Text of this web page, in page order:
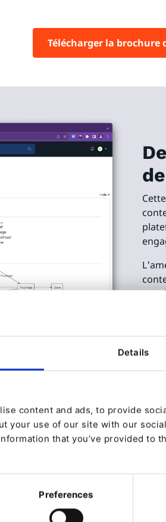
Details
content and ads, to provide
your use of our site with our
that you’ve provided to
Preferences
Télécharger la brochure
pour
gérer efficacement les
revenir aux
clair de toutes les